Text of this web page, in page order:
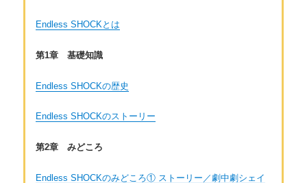
Endless SHOCKとは
第1章 基礎知識
Endless SHOCKの歴史
Endless SHOCKのストーリー
第2章 みどころ
Endless SHOCKのみどころ① ストーリー／劇中劇シェイ